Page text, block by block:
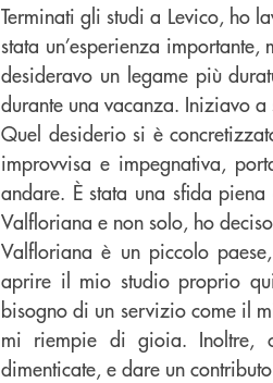
Terminati gli studi a Levico, ho
stata un’esperienza
desideravo un legame più
durante una vacanza. Iniziavo
Quel desiderio si è
improvvisa e impegnativa,
andare. È stata una sfida
Valfloriana e non solo, ho
Valfloriana è un piccolo
aprire il mio studio proprio
bisogno di un servizio come il
mi riempie di gioia. Inoltre,
dimenticate, e dare un